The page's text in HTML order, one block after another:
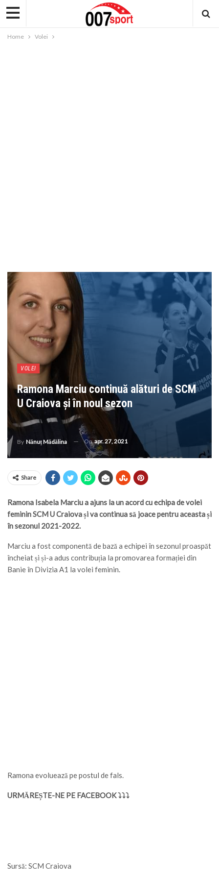
Home Volei
VOLEI
Ramona Marciu continuă alături de SCM
U Craiova și în noul sezon
By Nănuț Mădălina Onapr. 27, 2021
Share
Ramona Isabela Marciu a ajuns la un acord cu echipa de volei
feminin SCM U Craiova și va continua să joace pentru aceasta și
în sezonul 2021-2022.
Marciu a fost componentă de bază a echipei în sezonul proaspăt
încheiat și și-a adus contribuția la promovarea formației din
Banie în Divizia A1 la volei feminin.
Ramona evoluează pe postul de fals.
URMĂREȘTE-NE PE FACEBOOK ⤵⤵⤵
Sursă: SCM Craiova